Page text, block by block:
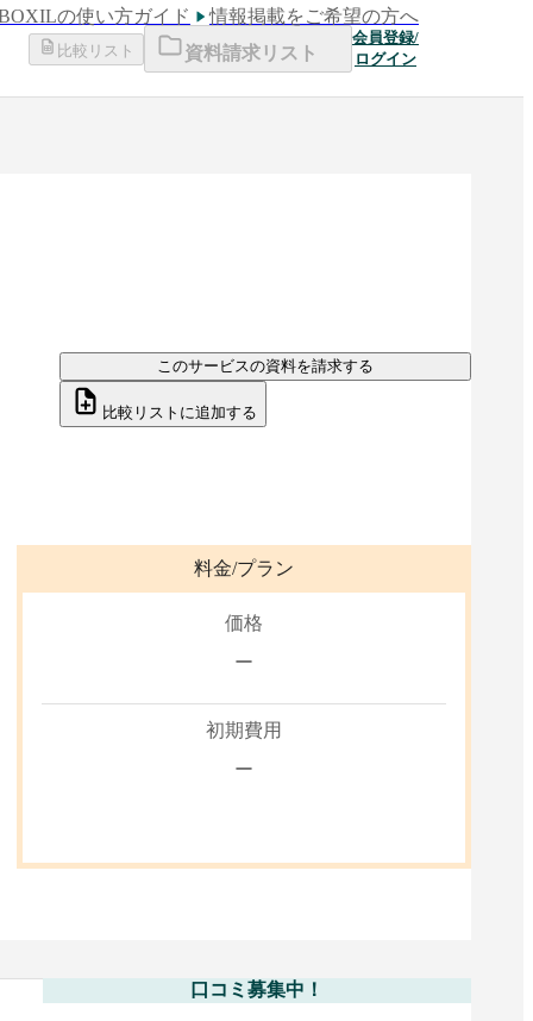
の使い方ガイド
情報掲載をご希望の方へ
比較リスト 資料請求リスト
会員登録/
ログイン
このサービスの資料を請求する
比較リストに追加する
料金/プラン
価格
ー
初期費用
ー
口コミ募集中！